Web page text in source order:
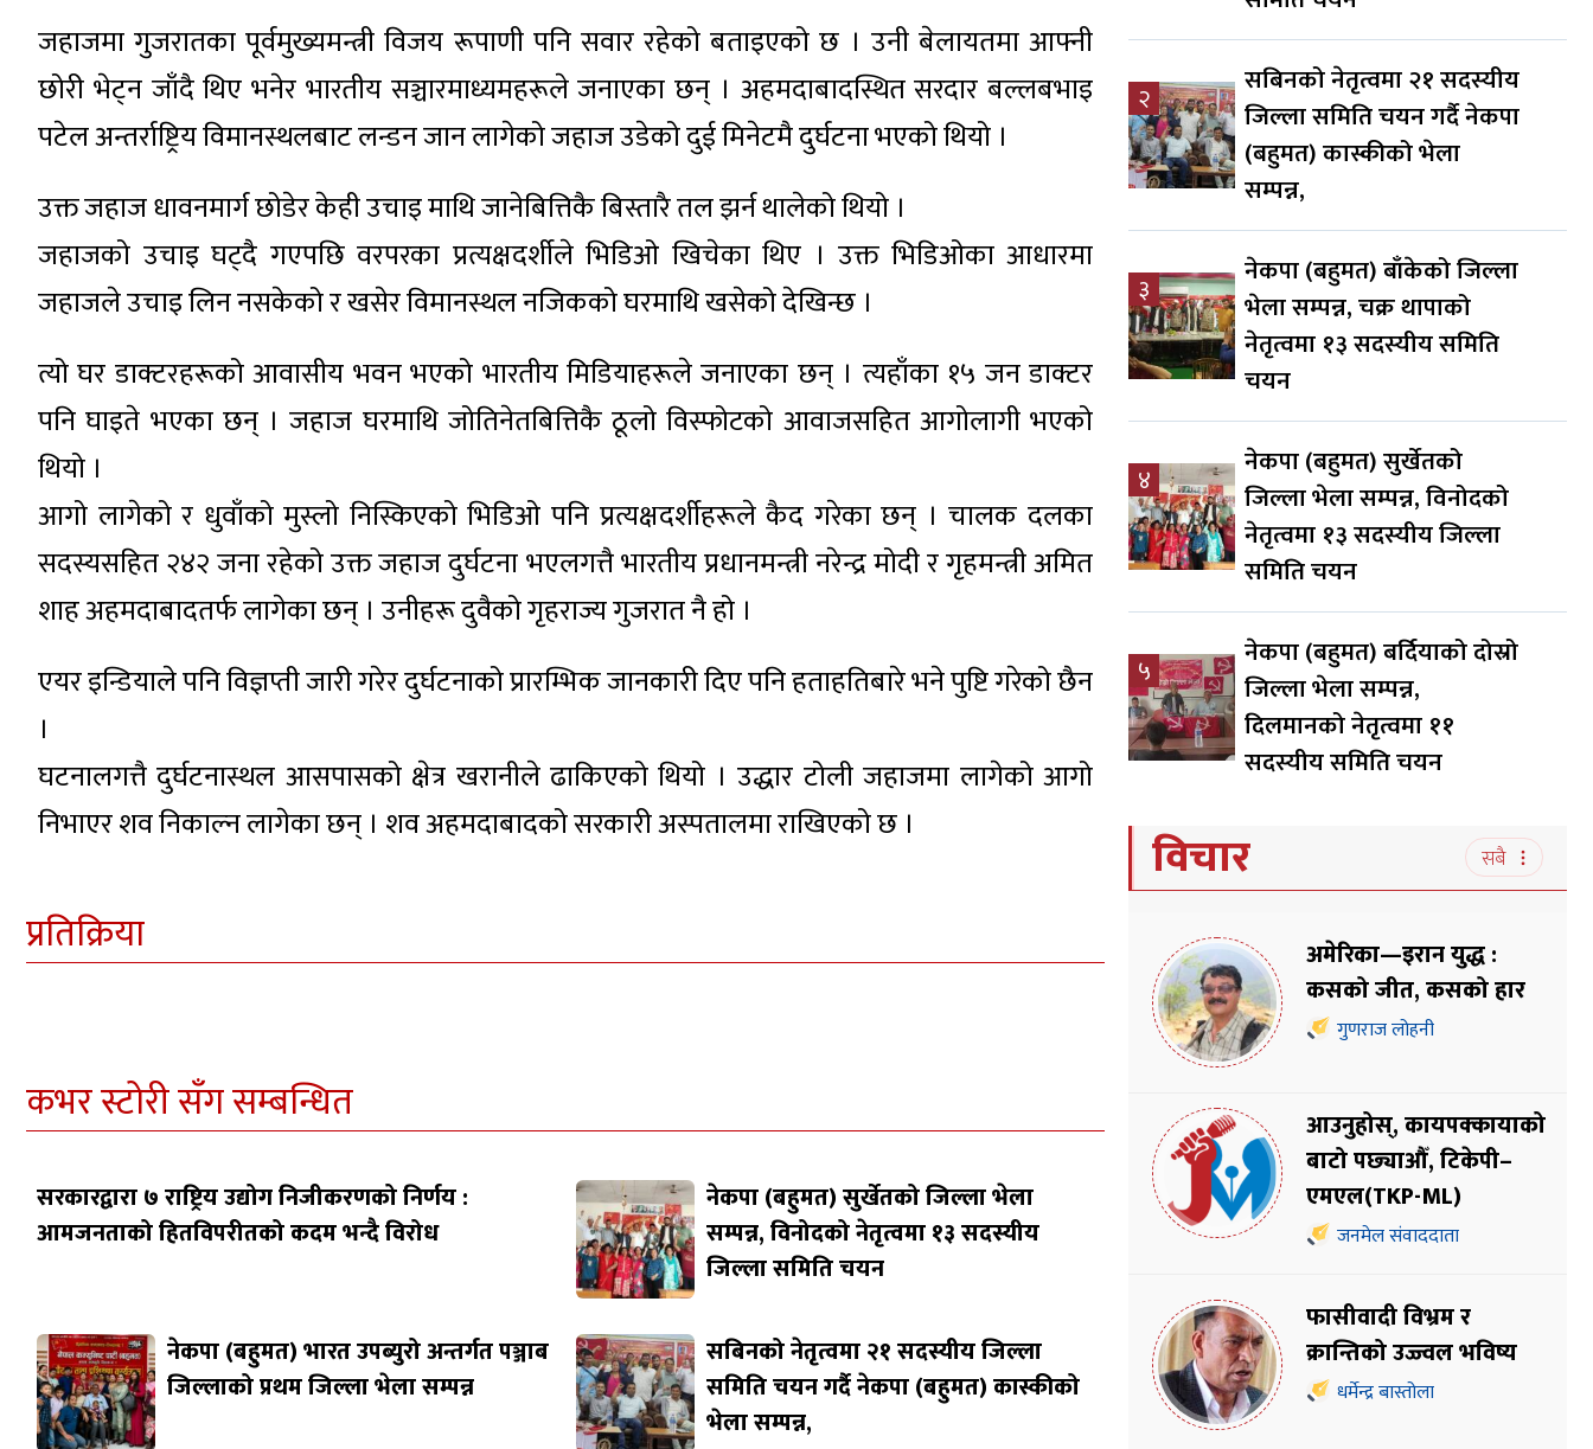
जहाजमा गुजरातका पूर्वमुख्यमन्त्री विजय रूपाणी पनि सवार रहेको बताइएको छ । उनी बेलायतमा आफ्नी
छोरी भेट्न जाँदै थिए भनेर भारतीय सञ्चारमाध्यमहरूले जनाएका छन् । अहमदाबादस्थित सरदार बल्लबभाइ
पटेल अन्तर्राष्ट्रिय विमानस्थलबाट लन्डन जान लागेको जहाज उडेको दुई मिनेटमै दुर्घटना भएको थियो ।
उक्त जहाज धावनमार्ग छोडेर केही उचाइ माथि जानेबित्तिकै बिस्तारै तल झर्न थालेको थियो ।
जहाजको उचाइ घट्दै गएपछि वरपरका प्रत्यक्षदर्शीले भिडिओ खिचेका थिए । उक्त भिडिओका आधारमा
जहाजले उचाइ लिन नसकेको र खसेर विमानस्थल नजिकको घरमाथि खसेको देखिन्छ ।
त्यो घर डाक्टरहरूको आवासीय भवन भएको भारतीय मिडियाहरूले जनाएका छन् । त्यहाँका १५ जन डाक्टर
पनि घाइते भएका छन् । जहाज घरमाथि जोतिनेतबित्तिकै ठूलो विस्फोटको आवाजसहित आगोलागी भएको
थियो ।
आगो लागेको र धुवाँको मुस्लो निस्किएको भिडिओ पनि प्रत्यक्षदर्शीहरूले कैद गरेका छन् । चालक दलका
सदस्यसहित २४२ जना रहेको उक्त जहाज दुर्घटना भएलगत्तै भारतीय प्रधानमन्त्री नरेन्द्र मोदी र गृहमन्त्री अमित
शाह अहमदाबादतर्फ लागेका छन् । उनीहरू दुवैको गृहराज्य गुजरात नै हो ।
एयर इन्डियाले पनि विज्ञप्ती जारी गरेर दुर्घटनाको प्रारम्भिक जानकारी दिए पनि हताहतिबारे भने पुष्टि गरेको छैन
।
घटनालगत्तै दुर्घटनास्थल आसपासको क्षेत्र खरानीले ढाकिएको थियो । उद्धार टोली जहाजमा लागेको आगो
निभाएर शव निकाल्न लागेका छन् । शव अहमदाबादको सरकारी अस्पतालमा राखिएको छ ।
प्रतिक्रिया
कभर स्टोरी सँग सम्बन्धित
सरकारद्वारा ७ राष्ट्रिय उद्योग निजीकरणको निर्णय :
आमजनताको हितविपरीतको कदम भन्दै विरोध
नेकपा (बहुमत) सुर्खेतको जिल्ला भेला
सम्पन्न, विनोदको नेतृत्वमा १३ सदस्यीय
जिल्ला समिति चयन
नेकपा (बहुमत) भारत उपब्युरो अन्तर्गत पञ्जाब
जिल्लाको प्रथम जिल्ला भेला सम्पन्न
सबिनको नेतृत्वमा २१ सदस्यीय जिल्ला
समिति चयन गर्दै नेकपा (बहुमत) कास्कीको
भेला सम्पन्न,
२
सबिनको नेतृत्वमा २१ सदस्यीय
जिल्ला समिति चयन गर्दै नेकपा
(बहुमत) कास्कीको भेला
सम्पन्न,
३
नेकपा (बहुमत) बाँकेको जिल्ला
भेला सम्पन्न, चक्र थापाको
नेतृत्वमा १३ सदस्यीय समिति
चयन
४
नेकपा (बहुमत) सुर्खेतको
जिल्ला भेला सम्पन्न, विनोदको
नेतृत्वमा १३ सदस्यीय जिल्ला
समिति चयन
५
नेकपा (बहुमत) बर्दियाको दोस्रो
जिल्ला भेला सम्पन्न,
दिलमानको नेतृत्वमा ११
सदस्यीय समिति चयन
विचार सबै
अमेरिका—इरान युद्ध :
कसको जीत, कसको हार
गुणराज लोहनी
आउनुहोस्, कायपक्कायाको
बाटो पछ्याऔँ, टिकेपी–
एमएल(TKP-ML)
जनमेल संवाददाता
फासीवादी विभ्रम र
क्रान्तिको उज्ज्वल भविष्य
धर्मेन्द्र बास्तोला